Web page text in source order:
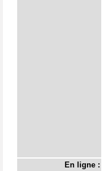
En ligne :